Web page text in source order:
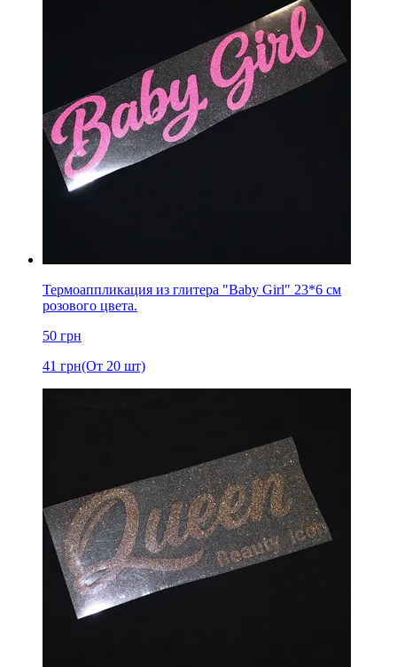
Термоаппликация из глитера "Baby Girl" 23*6 см
розового цвета.
50 грн
41 грн(От 20 шт)